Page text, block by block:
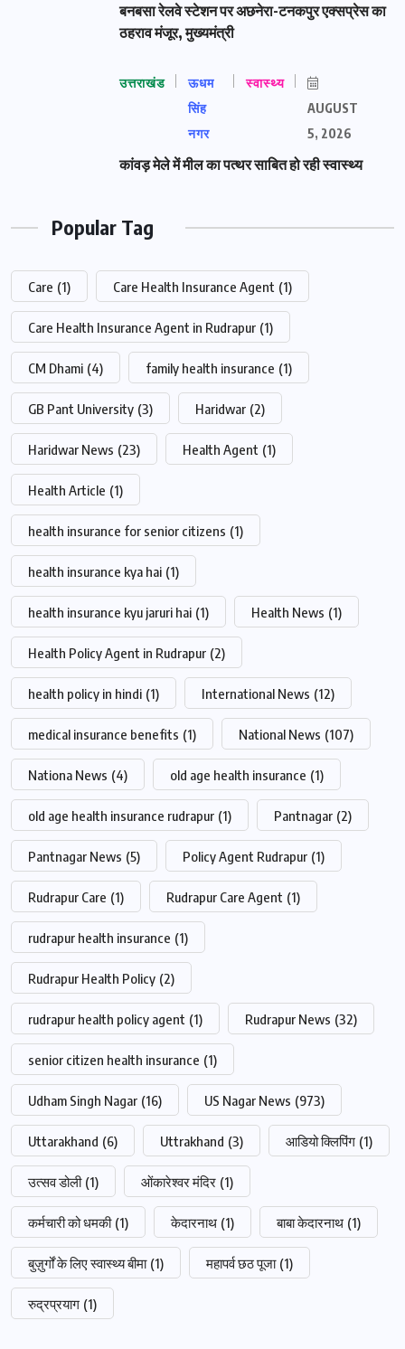
बनबसा रेलवे स्टेशन पर अछनेरा-टनकपुर एक्सप्रेस का
ठहराव मंजूर, मुख्यमंत्री
उत्तराखंड
ऊधम
सिंह
नगर
स्वास्थ्य
AUGUST
5, 2026
कांवड़ मेले में मील का पत्थर साबित हो रही स्वास्थ्य
Popular Tag
Care (1) Care Health Insurance Agent (1)
Care Health Insurance Agent in Rudrapur (1)
CM Dhami (4) family health insurance (1)
GB Pant University (3) Haridwar (2)
Haridwar News (23) Health Agent (1)
Health Article (1)
health insurance for senior citizens (1)
health insurance kya hai (1)
health insurance kyu jaruri hai (1) Health News (1)
Health Policy Agent in Rudrapur (2)
health policy in hindi (1) International News (12)
medical insurance benefits (1) National News (107)
Nationa News (4) old age health insurance (1)
old age health insurance rudrapur (1) Pantnagar (2)
Pantnagar News (5) Policy Agent Rudrapur (1)
Rudrapur Care (1) Rudrapur Care Agent (1)
rudrapur health insurance (1)
Rudrapur Health Policy (2)
rudrapur health policy agent (1) Rudrapur News (32)
senior citizen health insurance (1)
Udham Singh Nagar (16) US Nagar News (973)
Uttarakhand (6) Uttrakhand (3) आडियो क्लिपिंग (1)
उत्सव डोली (1) ओंकारेश्वर मंदिर (1)
कर्मचारी को धमकी (1) केदारनाथ (1) बाबा केदारनाथ (1)
बुज़ुर्गों के लिए स्वास्थ्य बीमा (1) महापर्व छठ पूजा (1)
रुद्रप्रयाग (1)